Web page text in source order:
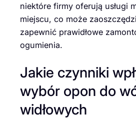
niektóre firmy oferują usługi
miejscu, co może
zapewnić prawidłowe
ogumienia.
Jakie czynniki
wybór opon do
widłowych